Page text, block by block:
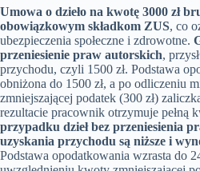
Umowa o dzieło na kwotę 3000 zł
obowiązkowym składkom ZUS, co
ubezpieczenia społeczne i zdrowotne.
przeniesienie praw autorskich,
przychodu, czyli 1500 zł. Podstawa
obniżona do 1500 zł, a po odliczeniu
zmniejszającej podatek (300 zł)
rezultacie pracownik otrzymuje pełną
przypadku dzieł bez przeniesienia
uzyskania przychodu są niższe i
Podstawa opodatkowania wzrasta do